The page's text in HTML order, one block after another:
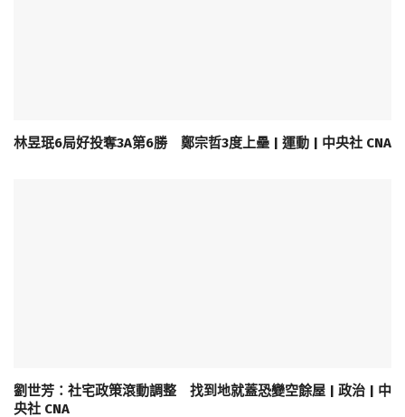
林昱珉6局好投奪3A第6勝 鄭宗哲3度上壘 | 運動 | 中央社 CNA
劉世芳：社宅政策滾動調整 找到地就蓋恐變空餘屋 | 政治 | 中
央社 CNA